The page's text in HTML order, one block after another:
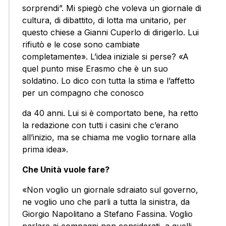
sorprendi”. Mi spiegò che voleva un giornale di
cultura, di dibattito, di lotta ma unitario, per
questo chiese a Gianni Cuperlo di dirigerlo. Lui
rifiutò e le cose sono cambiate
completamente». L’idea iniziale si perse? «A
quel punto mise Erasmo che è un suo
soldatino. Lo dico con tutta la stima e l’affetto
per un compagno che conosco
da 40 anni. Lui si è comportato bene, ha retto
la redazione con tutti i casini che c’erano
all’inizio, ma se chiama me voglio tornare alla
prima idea».
Che Unità vuole fare?
«Non voglio un giornale sdraiato sul governo,
ne voglio uno che parli a tutta la sinistra, da
Giorgio Napolitano a Stefano Fassina. Voglio